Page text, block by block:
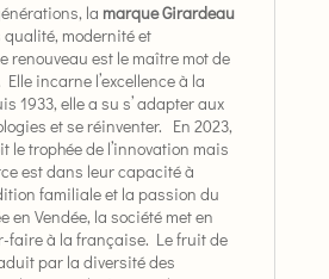
la marque Girardeau
modernité et
renouveau est le maître mot de
incarne l’excellence à la
1933, elle a su s’ adapter aux
et se réinventer. En 2023,
le trophée de l’innovation mais
est dans leur capacité à
familiale et la passion du
en Vendée, la société met en
faire à la française. Le fruit de
par la diversité des